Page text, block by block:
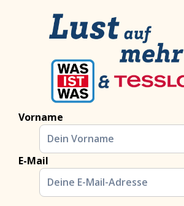
Vorname
E-Mail